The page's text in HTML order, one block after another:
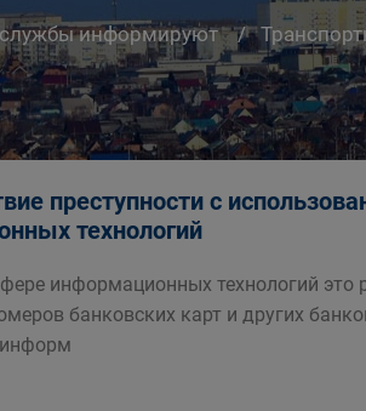
службы информируют
преступности с
технологий
информационных технологий
банковских карт и других